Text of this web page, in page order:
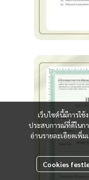
เว็บไซต์นี้มีการใ
ประสบการณ์ที่ดีในกา
อ่านรายละเอียดเพิ่ม
Cookies